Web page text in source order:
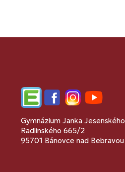
EdupageFacebookInstagramYouTube
Gymnázium Janka Jesenského
Radlinského 665/2
95701 Bánovce nad Bebravou